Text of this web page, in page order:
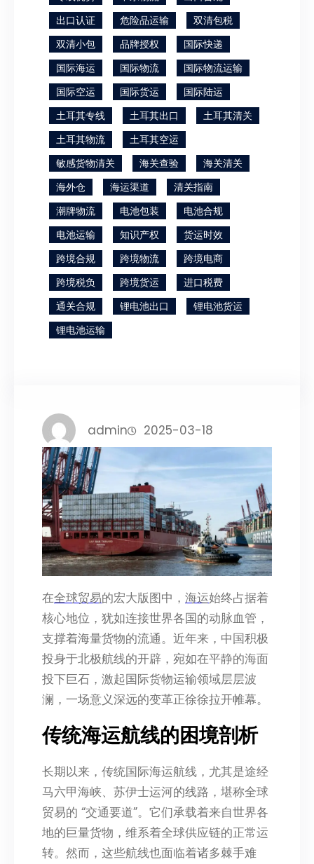
出口认证
危险品运输
双清包税
双清小包
品牌授权
国际快递
国际海运
国际物流
国际物流运输
国际空运
国际货运
国际陆运
土耳其专线
土耳其出口
土耳其清关
土耳其物流
土耳其空运
敏感货物清关
海关查验
海关清关
海外仓
海运渠道
清关指南
潮牌物流
电池包装
电池合规
电池运输
知识产权
货运时效
跨境合规
跨境物流
跨境电商
跨境税负
跨境货运
进口税费
通关合规
锂电池出口
锂电池货运
锂电池运输
admin 2025-03-18
在全球贸易的宏大版图中， 海运始终占据着
核心地位，犹如连接世界各国的动脉血管，
支撑着海量货物的流通。近年来，中国积极
投身于北极航线的开辟，宛如在平静的海面
投下巨石，激起国际货物运输领域层层波
澜，一场意义深远的变革正徐徐拉开帷幕。
传统海运航线的困境剖析
长期以来，传统国际海运航线，尤其是途经
马六甲海峡、苏伊士运河的线路，堪称全球
贸易的 “交通要道”。它们承载着来自世界各
地的巨量货物，维系着全球供应链的正常运
转。然而，这些航线也面临着诸多棘手难